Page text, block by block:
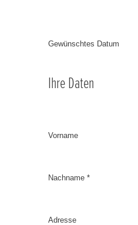
Gewünschtes Datum
Ihre Daten
Vorname
Nachname *
Adresse